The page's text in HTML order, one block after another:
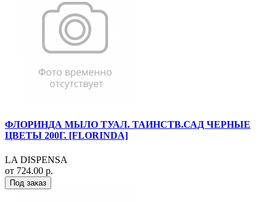
ФЛОРИНДА МЫЛО ТУАЛ. ТАИНСТВ.САД ЧЕРНЫЕ
ЦВЕТЫ 200Г. [FLORINDA]
LA DISPENSA
от 724.00 р.
Под заказ